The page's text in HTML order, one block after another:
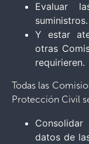
Evaluar
suministros.
Y estar
otras
requirieren.
Todas las
Protección Civil
datos de